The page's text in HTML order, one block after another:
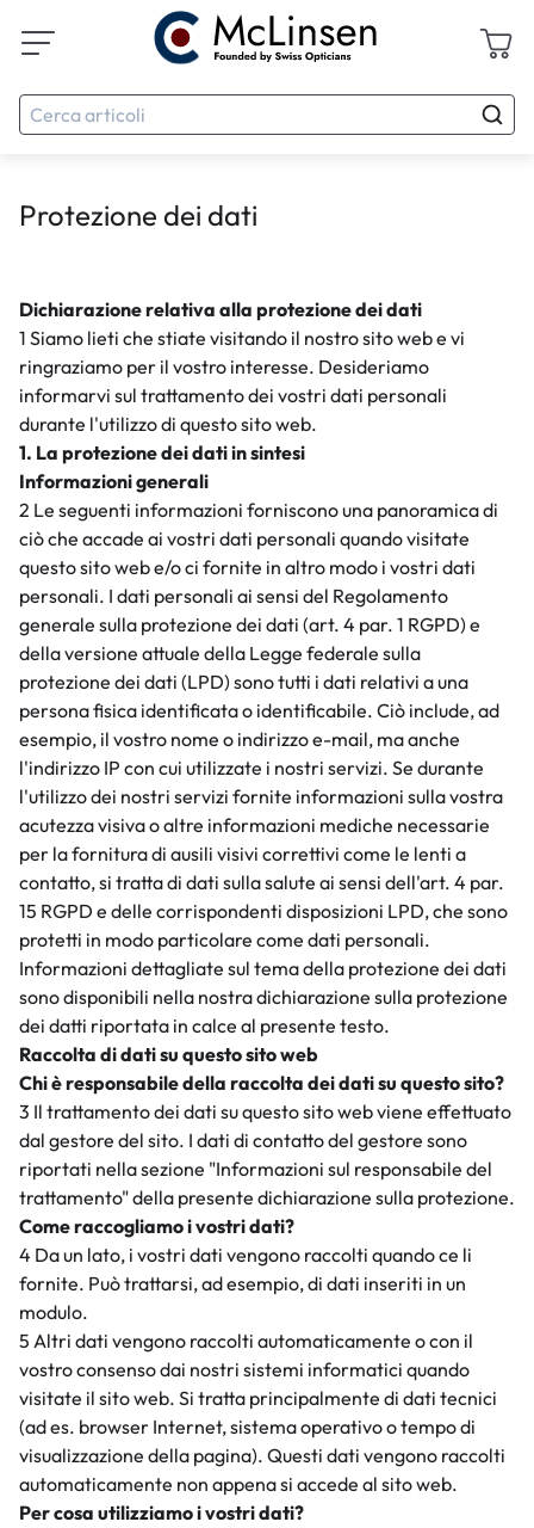
Protezione dei dati
Dichiarazione relativa alla protezione dei dati
1 Siamo lieti che stiate visitando il nostro sito web e vi
ringraziamo per il vostro interesse. Desideriamo
informarvi sul trattamento dei vostri dati personali
durante l'utilizzo di questo sito web.
1. La protezione dei dati in sintesi
Informazioni generali
2 Le seguenti informazioni forniscono una panoramica di
ciò che accade ai vostri dati personali quando visitate
questo sito web e/o ci fornite in altro modo i vostri dati
personali. I dati personali ai sensi del Regolamento
generale sulla protezione dei dati (art. 4 par. 1 RGPD) e
della versione attuale della Legge federale sulla
protezione dei dati (LPD) sono tutti i dati relativi a una
persona fisica identificata o identificabile. Ciò include, ad
esempio, il vostro nome o indirizzo e-mail, ma anche
l'indirizzo IP con cui utilizzate i nostri servizi. Se durante
l'utilizzo dei nostri servizi fornite informazioni sulla vostra
acutezza visiva o altre informazioni mediche necessarie
per la fornitura di ausili visivi correttivi come le lenti a
contatto, si tratta di dati sulla salute ai sensi dell'art. 4 par.
15 RGPD e delle corrispondenti disposizioni LPD, che sono
protetti in modo particolare come dati personali.
Informazioni dettagliate sul tema della protezione dei dati
sono disponibili nella nostra dichiarazione sulla protezione
dei datti riportata in calce al presente testo.
Raccolta di dati su questo sito web
Chi è responsabile della raccolta dei dati su questo sito?
3 Il trattamento dei dati su questo sito web viene effettuato
dal gestore del sito. I dati di contatto del gestore sono
riportati nella sezione "Informazioni sul responsabile del
trattamento" della presente dichiarazione sulla protezione.
Come raccogliamo i vostri dati?
4 Da un lato, i vostri dati vengono raccolti quando ce li
fornite. Può trattarsi, ad esempio, di dati inseriti in un
modulo.
5 Altri dati vengono raccolti automaticamente o con il
vostro consenso dai nostri sistemi informatici quando
visitate il sito web. Si tratta principalmente di dati tecnici
(ad es. browser Internet, sistema operativo o tempo di
visualizzazione della pagina). Questi dati vengono raccolti
automaticamente non appena si accede al sito web.
Per cosa utilizziamo i vostri dati?